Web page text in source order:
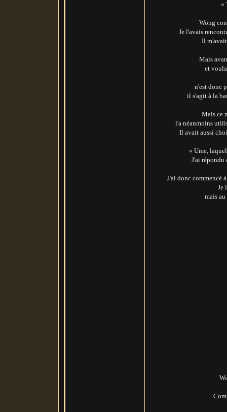
«
Wong
Je l'avais
Il
Mais
et
n'est donc
il s'agit à la
Mais ce
l'a néanmoins
Il avait aussi
« Ume,
J'ai répondu
J'ai donc commencé
Je
mais